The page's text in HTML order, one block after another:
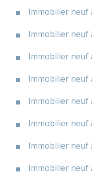
Immobilier neuf
Immobilier neuf
Immobilier neuf
Immobilier neuf
Immobilier neuf
Immobilier neuf
Immobilier neuf
Immobilier neuf